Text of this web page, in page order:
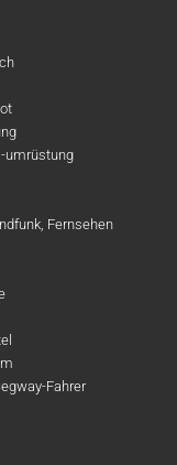
-umrüstung
Fernsehen
Fahrer